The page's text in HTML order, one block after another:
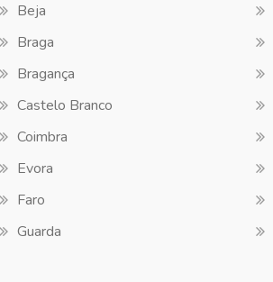
Beja
Braga
Bragança
Castelo Branco
Coimbra
Evora
Faro
Guarda